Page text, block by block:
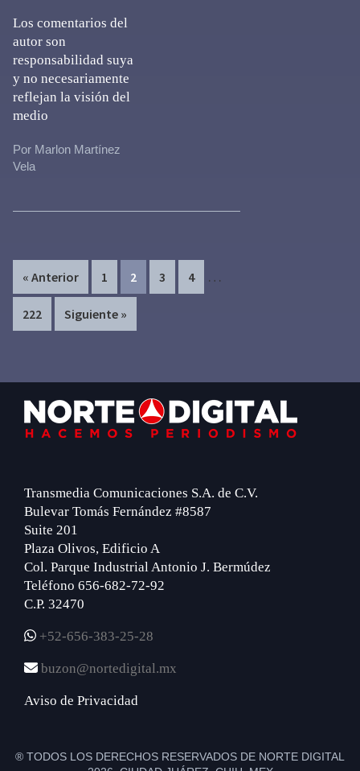
Los comentarios del
autor son
responsabilidad suya
y no necesariamente
reflejan la visión del
medio
Por Marlon Martínez
Vela
« Anterior Page
1 Page
2 Page
3 Page
4 …
Page
222 Siguiente »
Footer
Transmedia Comunicaciones S.A. de C.V.
Bulevar Tomás Fernández #8587
Suite 201
Plaza Olivos, Edificio A
Col. Parque Industrial Antonio J. Bermúdez
Teléfono 656-682-72-92
C.P. 32470
+52-656-383-25-28
buzon@nortedigital.mx
Aviso de Privacidad
® TODOS LOS DERECHOS RESERVADOS DE NORTE DIGITAL